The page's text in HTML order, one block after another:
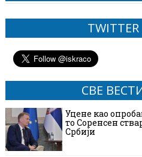
TWITTER
СВЕ
Уцене као
то Соренсен
Србији